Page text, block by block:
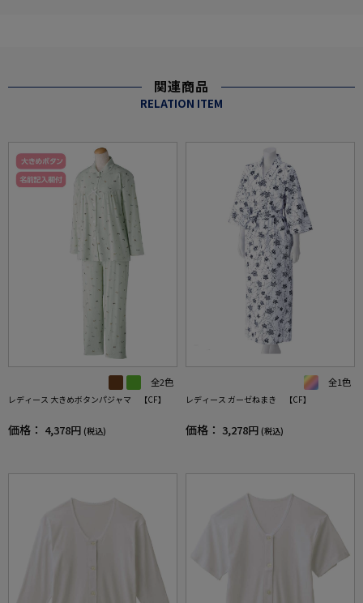
関連商品
RELATION ITEM
全2色
レディース 大きめボタンパジャマ 【CF】
価格： 4,378円 (税込)
全1色
レディース ガーゼねまき 【CF】
価格： 3,278円 (税込)